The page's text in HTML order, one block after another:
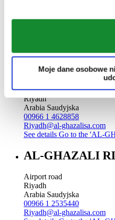
Moje dane osobowe
Arabia Saudyjska
AL-GHAZALI
Olaya
Riyadh
Arabia Saudyjska
00966 1 4628858
Riyadh@al-ghazalisa.com
See details Go to the 'AL-
AL-GHAZALI
Airport road
Riyadh
Arabia Saudyjska
00966 1 2535440
Riyadh@al-ghazalisa.com